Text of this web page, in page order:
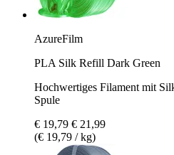
AzureFilm
PLA Silk Refill Dark Green
Hochwertiges Filament mit
Spule
€ 19,79 € 21,99
(€ 19,79 / kg)